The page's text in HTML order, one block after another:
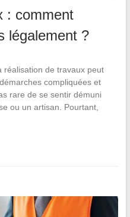
: comment
légalement ?
réalisation de travaux peut
compliquées et
rare de se sentir démuni
ou un artisan. Pourtant,